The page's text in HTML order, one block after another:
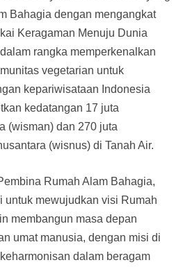
Bahagia dengan mengangkat
Keragaman Menuju Dunia
rangka memperkenalkan
vegetarian untuk
kepariwisataan Indonesia
kedatangan 17 juta
(wisman) dan 270 juta
(wisnus) di Tanah Air.
Rumah Alam Bahagia,
untuk mewujudkan visi Rumah
membangun masa depan
umat manusia, dengan misi di
dalam beragam